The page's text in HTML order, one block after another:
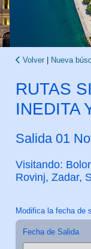
Volver Nueva
RUTAS
INEDITA
Salida 01
Visitando:
Rovinj, Zadar,
Modifica la fecha de
Fecha de Salida